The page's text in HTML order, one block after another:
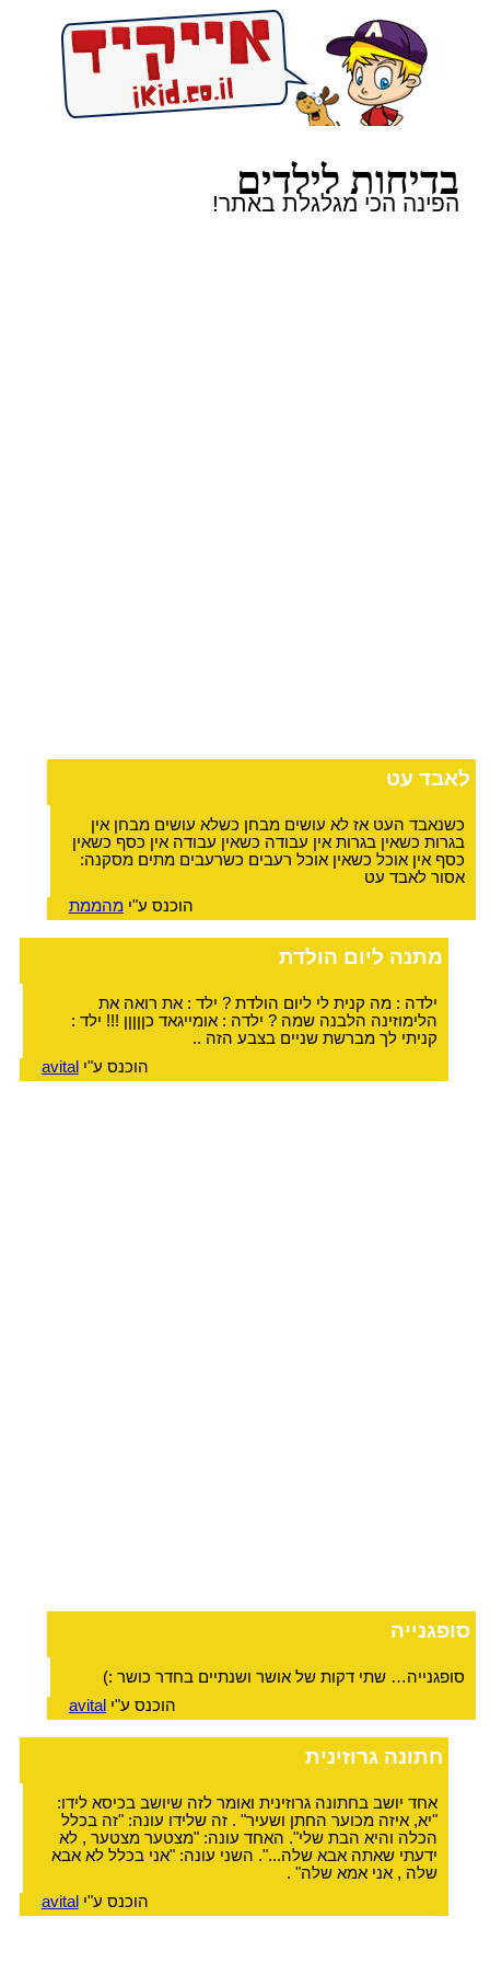
בדיחות לילדים
הפינה הכי מגלגלת באתר!
לאבד עט
כשנאבד העט אז לא עושים מבחן כשלא עושים מבחן אין
בגרות כשאין בגרות אין עבודה כשאין עבודה אין כסף כשאין
כסף אין אוכל כשאין אוכל רעבים כשרעבים מתים מסקנה:
אסור לאבד עט
הוכנס ע"ימהממת
מתנה ליום הולדת
ילדה : מה קנית לי ליום הולדת ? ילד : את רואה את
הלימוזינה הלבנה שמה ? ילדה : אומייגאד כןןןןן !!! ילד :
קניתי לך מברשת שניים בצבע הזה ..
הוכנס ע"י avital
סופגנייה
סופגנייה… שתי דקות של אושר ושנתיים בחדר כושר :)
הוכנס ע"י avital
חתונה גרוזינית
אחד יושב בחתונה גרוזינית ואומר לזה שיושב בכיסא לידו:
"יא, איזה מכוער החתן ושעיר" . זה שלידו עונה: "זה בכלל
הכלה והיא הבת שלי". האחד עונה: "מצטער מצטער , לא
ידעתי שאתה אבא שלה...". השני עונה: "אני בכלל לא אבא
שלה , אני אמא שלה" .
הוכנס ע"י avital